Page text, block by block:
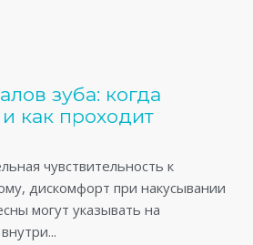
зуба: когда
как проходит
чувствительность к
дискомфорт при накусывании
могут указывать на